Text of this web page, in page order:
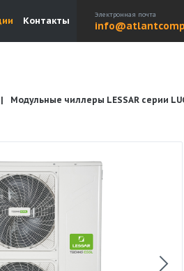
Контакты
Электронная почта
Модульные чиллеры LESSAR серии